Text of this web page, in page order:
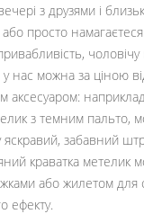
з друзями і
або просто
чоловічу
у нас можна за ціною
аксесуаром:
з темним пальто,
забавний
краватка метелик
або жилетом
ефекту.